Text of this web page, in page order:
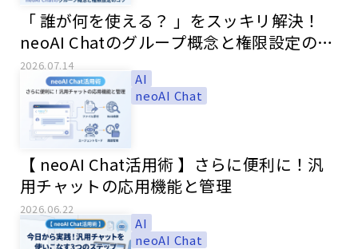
「 誰が何を使える？ 」をスッキリ解決！
neoAI Chatのグループ概念と権限設定のコ
ツ
2026.07.14
AI
neoAI Chat
【 neoAI Chat活用術 】さらに便利に！汎
用チャットの応用機能と管理
2026.06.22
AI
neoAI Chat